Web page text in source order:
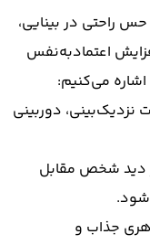
حس راحتی در بینایی،
اعتمادبه‌نفس
می‌کنیم:
نزدیک‌بینی، دوربینی
دید شخص مقابل
جذاب و